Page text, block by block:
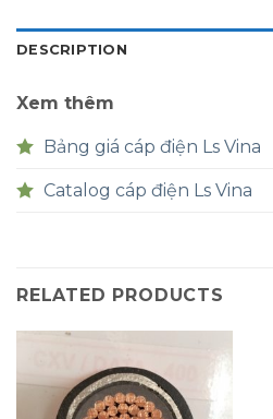
DESCRIPTION
Xem thêm
Bảng giá cáp điện Ls Vina
Catalog cáp điện Ls Vina
RELATED PRODUCTS